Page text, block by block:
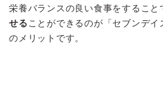
栄養バランスの良い食事をすること
せる ことができるのが「セブンデイ
のメリットです。